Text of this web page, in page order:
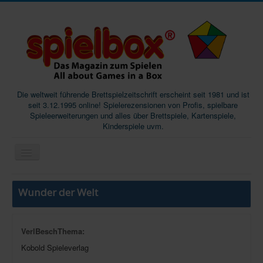
Die weltweit führende Brettspielzeitschrift erscheint seit 1981 und ist
seit 3.12.1995 online! Spielerezensionen von Profis, spielbare
Spieleerweiterungen und alles über Brettspiele, Kartenspiele,
Kinderspiele uvm.
Start
Wunder der Welt
VerlBeschThema:
Kobold Spieleverlag